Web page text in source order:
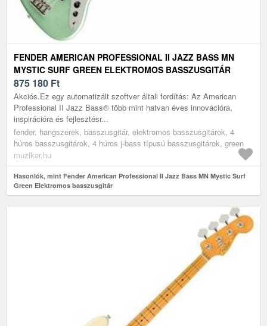
FENDER AMERICAN PROFESSIONAL II JAZZ BASS MN
MYSTIC SURF GREEN ELEKTROMOS BASSZUSGITÁR
875 180 Ft
Akciós.Ez egy automatizált szoftver általi fordítás: Az American
Professional II Jazz Bass® több mint hatvan éves innovációra,
inspirációra és fejlesztésr...
fender, hangszerek, basszusgitár, elektromos basszusgitárok, 4
húros basszusgitárok, 4 húros j-bass típusú basszusgitárok, green
muziker.hu
Hasonlók, mint Fender American Professional II Jazz Bass MN Mystic Surf
Green Elektromos basszusgitár